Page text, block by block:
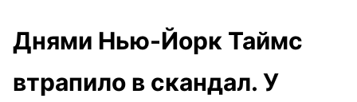
Днями Нью-Йорк Таймс
втрапило в скандал. У